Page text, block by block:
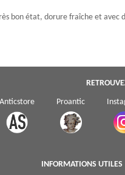
bon état, dorure fraîche et avec
Anticstore Proantic
INFORMATIONS UTILES